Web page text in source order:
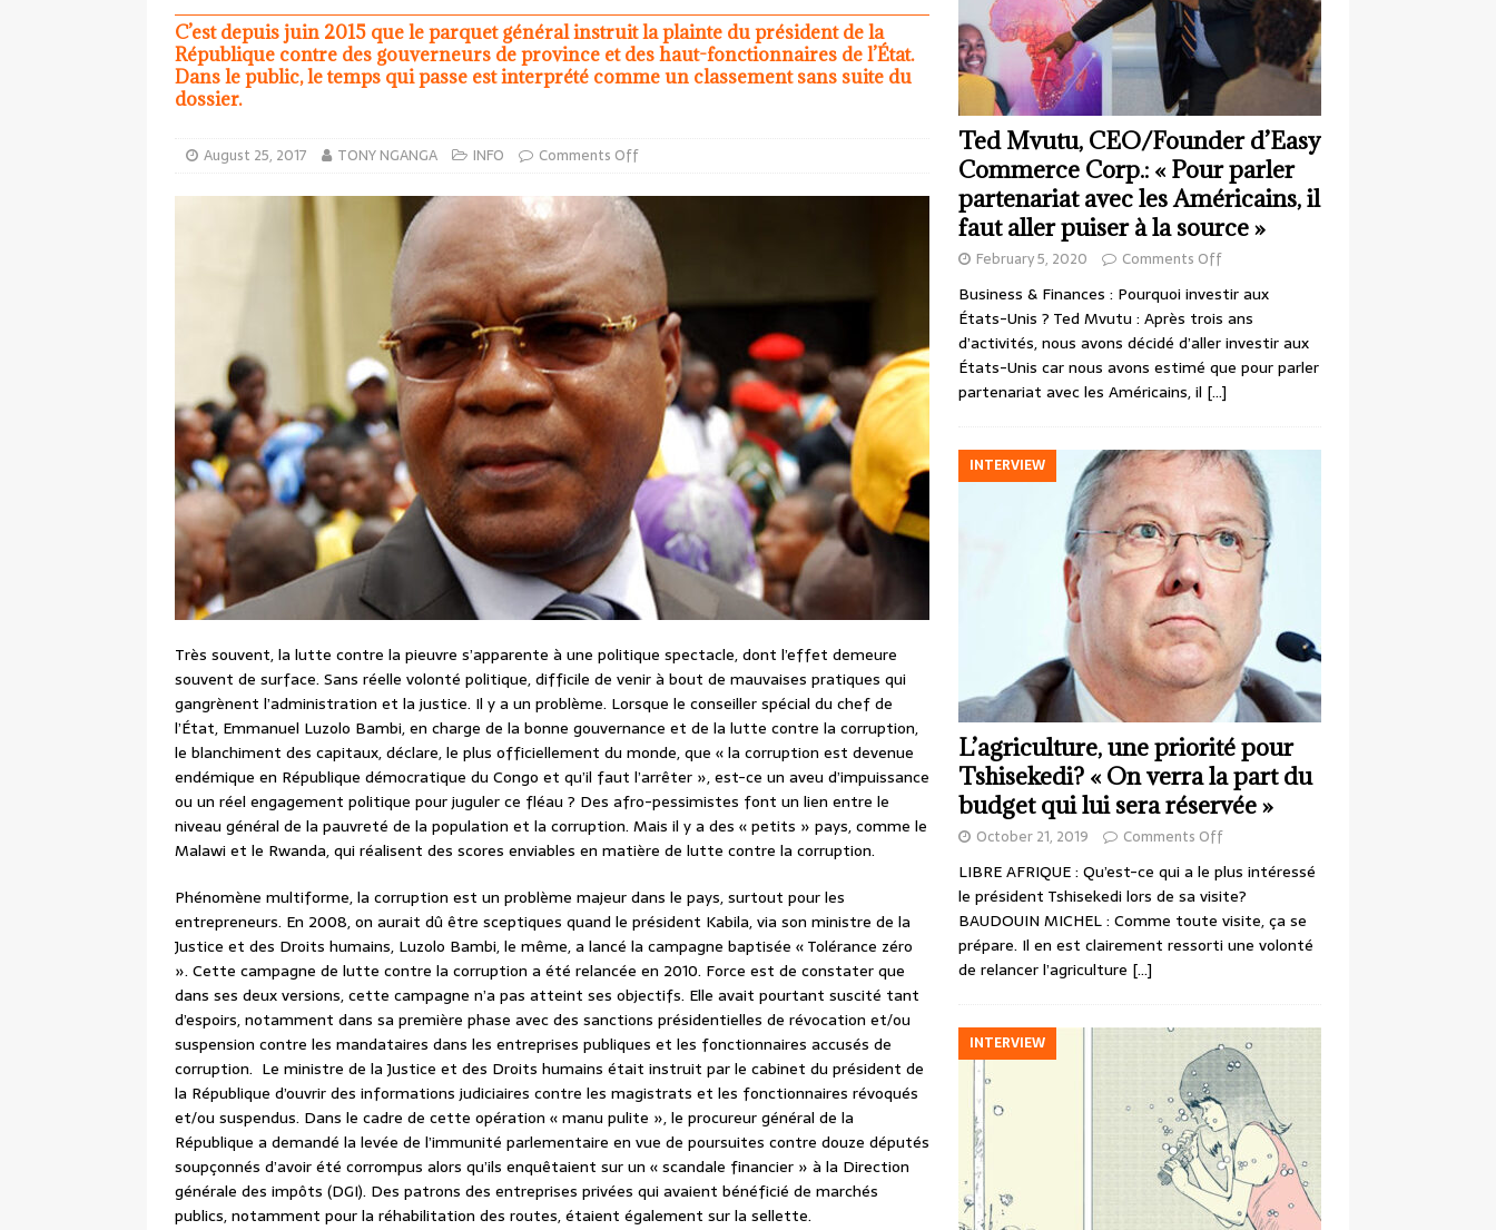
C’est depuis juin 2015 que le parquet général instruit la plainte du président de la
République contre des gouverneurs de province et des haut-fonctionnaires de l’État.
Dans le public, le temps qui passe est interprété comme un classement sans suite du
dossier.
August 25, 2017 TONY NGANGA INFO Comments Off
Très souvent, la lutte contre la pieuvre s’apparente à une politique spectacle, dont l’effet demeure
souvent de surface. Sans réelle volonté politique, difficile de venir à bout de mauvaises pratiques qui
gangrènent l’administration et la justice. Il y a un problème. Lorsque le conseiller spécial du chef de
l’État, Emmanuel Luzolo Bambi, en charge de la bonne gouvernance et de la lutte contre la corruption,
le blanchiment des capitaux, déclare, le plus officiellement du monde, que « la corruption est devenue
endémique en République démocratique du Congo et qu’il faut l’arrêter », est-ce un aveu d’impuissance
ou un réel engagement politique pour juguler ce fléau ? Des afro-pessimistes font un lien entre le
niveau général de la pauvreté de la population et la corruption. Mais il y a des « petits » pays, comme le
Malawi et le Rwanda, qui réalisent des scores enviables en matière de lutte contre la corruption.
Phénomène multiforme, la corruption est un problème majeur dans le pays, surtout pour les
entrepreneurs. En 2008, on aurait dû être sceptiques quand le président Kabila, via son ministre de la
Justice et des Droits humains, Luzolo Bambi, le même, a lancé la campagne baptisée « Tolérance zéro
». Cette campagne de lutte contre la corruption a été relancée en 2010. Force est de constater que
dans ses deux versions, cette campagne n’a pas atteint ses objectifs. Elle avait pourtant suscité tant
d’espoirs, notamment dans sa première phase avec des sanctions présidentielles de révocation et/ou
suspension contre les mandataires dans les entreprises publiques et les fonctionnaires accusés de
corruption. Le ministre de la Justice et des Droits humains était instruit par le cabinet du président de
la République d’ouvrir des informations judiciaires contre les magistrats et les fonctionnaires révoqués
et/ou suspendus. Dans le cadre de cette opération « manu pulite », le procureur général de la
République a demandé la levée de l’immunité parlementaire en vue de poursuites contre douze députés
soupçonnés d’avoir été corrompus alors qu’ils enquêtaient sur un « scandale financier » à la Direction
générale des impôts (DGI). Des patrons des entreprises privées qui avaient bénéficié de marchés
publics, notamment pour la réhabilitation des routes, étaient également sur la sellette.
Ted Mvutu, CEO/Founder d’Easy
Commerce Corp.: « Pour parler
partenariat avec les Américains, il
faut aller puiser à la source »
February 5, 2020 Comments Off
Business & Finances : Pourquoi investir aux
États-Unis ? Ted Mvutu : Après trois ans
d’activités, nous avons décidé d’aller investir aux
États-Unis car nous avons estimé que pour parler
partenariat avec les Américains, il […]
INTERVIEW
L’agriculture, une priorité pour
Tshisekedi? « On verra la part du
budget qui lui sera réservée »
October 21, 2019 Comments Off
LIBRE AFRIQUE : Qu’est-ce qui a le plus intéressé
le président Tshisekedi lors de sa visite?
BAUDOUIN MICHEL : Comme toute visite, ça se
prépare. Il en est clairement ressorti une volonté
de relancer l’agriculture […]
INTERVIEW